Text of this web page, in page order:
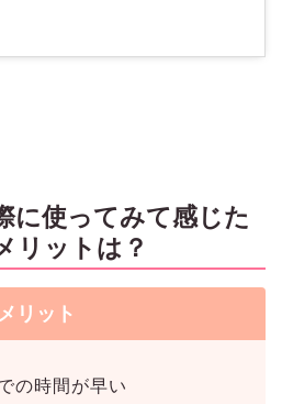
に使ってみて感じた
リットは？
リット
の時間が早い